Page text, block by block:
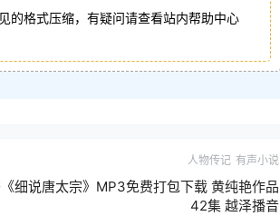
的格式压缩，有疑问请查看站内帮助中心
人物传记 有声小说
细说唐太宗》MP3免费打包下载 黄纯艳作品
42集 越泽播音